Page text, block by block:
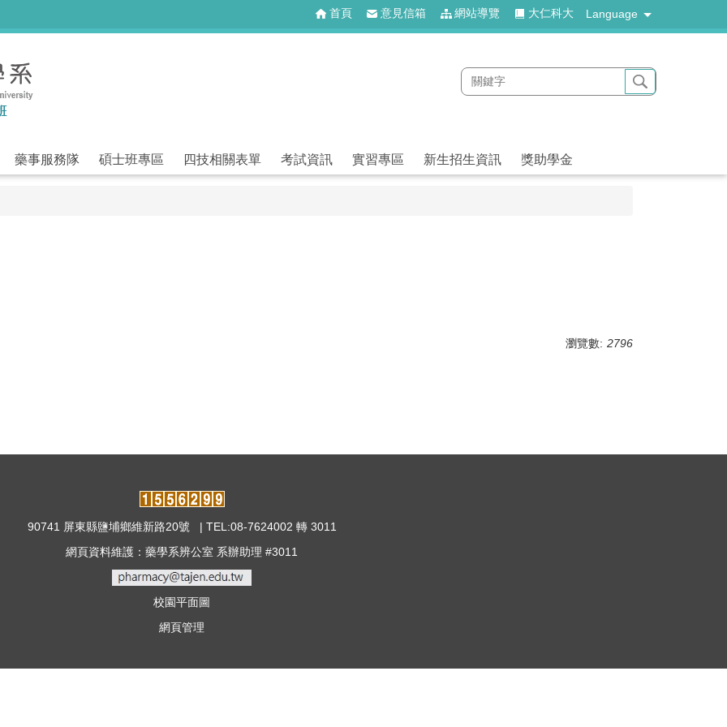
首頁 意見信箱 網站導覽 大仁科大 Language
藥事服務隊 碩士班專區 四技相關表單 考試資訊 實習專區 新生招生資訊 獎助學金
瀏覽數: 2796
90741 屏東縣鹽埔鄉維新路20號 | TEL:08-7624002 轉 3011
網頁資料維護：藥學系辨公室 系辦助理 #3011
校園平面圖
網頁管理